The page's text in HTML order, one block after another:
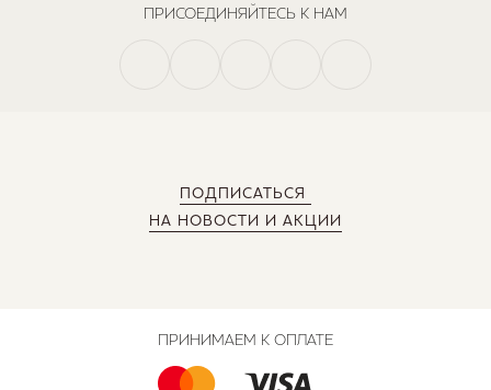
ПОДПИСАТЬСЯ
НА НОВОСТИ И АКЦИИ
ПРИСОЕДИНЯЙТЕСЬ К НАМ
ПРИНИМАЕМ К ОПЛАТЕ